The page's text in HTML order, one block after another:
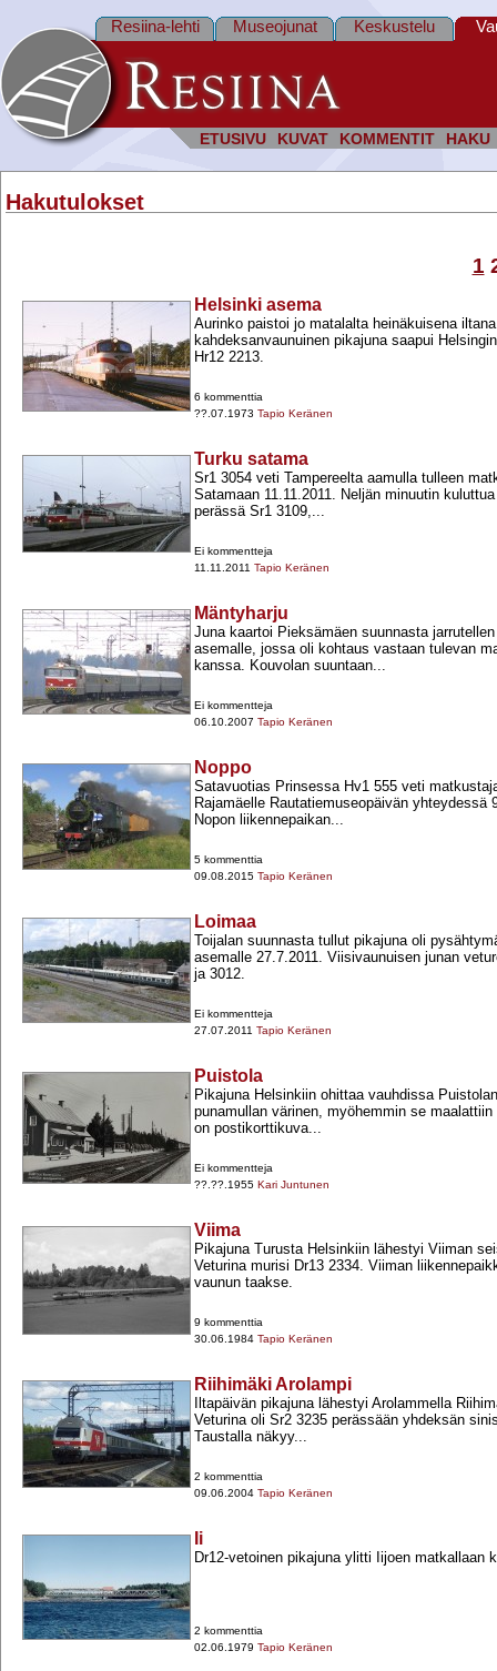
ETUSIVU KUVAT KOMMENTIT HAKU
Resiina-lehti Museojunat Keskustelu
Hakutulokset
1
Helsinki asema
Aurinko paistoi jo matalalta heinäkuisena
kahdeksanvaunuinen pikajuna saapui
Hr12 2213.
6 kommenttia
??.07.1973 Tapio Keränen
Turku satama
Sr1 3054 veti Tampereelta aamulla tulleen
Satamaan 11.11.2011. Neljän minuutin
perässä Sr1 3109,...
Ei kommentteja
11.11.2011 Tapio Keränen
Mäntyharju
Juna kaartoi Pieksämäen suunnasta
asemalle, jossa oli kohtaus vastaan tulevan
kanssa. Kouvolan suuntaan...
Ei kommentteja
06.10.2007 Tapio Keränen
Noppo
Satavuotias Prinsessa Hv1 555 veti
Rajamäelle Rautatiemuseopäivän yhteydessä
Nopon liikennepaikan...
5 kommenttia
09.08.2015 Tapio Keränen
Loimaa
Toijalan suunnasta tullut pikajuna oli
asemalle 27.7.2011. Viisivaunuisen junan
ja 3012.
Ei kommentteja
27.07.2011 Tapio Keränen
Puistola
Pikajuna Helsinkiin ohittaa vauhdissa
punamullan värinen, myöhemmin se
on postikorttikuva...
Ei kommentteja
??.??.1955 Kari Juntunen
Viima
Pikajuna Turusta Helsinkiin lähestyi Viiman
Veturina murisi Dr13 2334. Viiman
vaunun taakse.
9 kommenttia
30.06.1984 Tapio Keränen
Riihimäki Arolampi
Iltapäivän pikajuna lähestyi Arolammella
Veturina oli Sr2 3235 perässään yhdeksän
Taustalla näkyy...
2 kommenttia
09.06.2004 Tapio Keränen
Ii
Dr12-​vetoinen pikajuna ylitti Iijoen matkallaan
2 kommenttia
02.06.1979 Tapio Keränen